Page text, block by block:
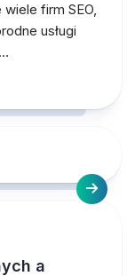
firm SEO,
usługi
a